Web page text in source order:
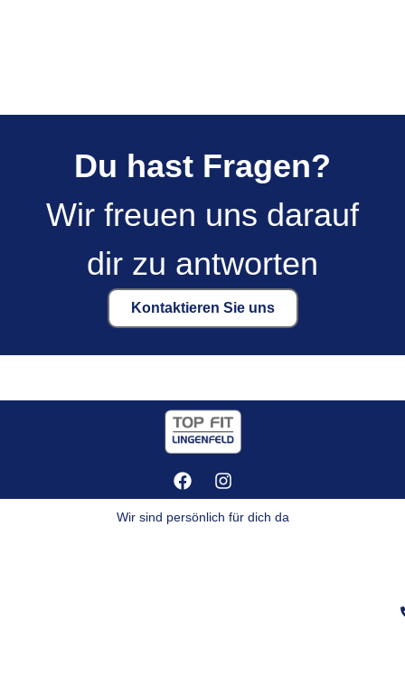
Du hast Fragen?
Wir freuen uns darauf
dir zu antworten
Kontaktieren Sie uns
Wir sind persönlich für dich da